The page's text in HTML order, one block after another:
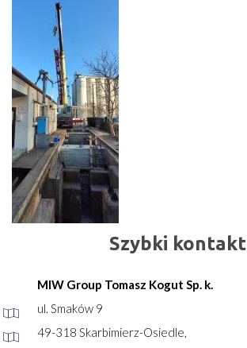
Szybki kontakt
MIW Group Tomasz Kogut Sp. k.
ul. Smaków 9
49-318 Skarbimierz-Osiedle,